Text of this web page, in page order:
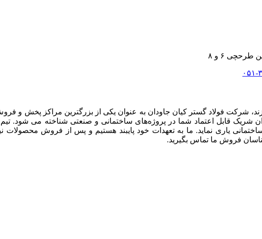
۶ و ۸
شرکت فولاد گستر کیان جاودان به عنوان یکی از بزرگترین مراکز پخش و
شریک قابل اعتماد شما در پروژه‌های ساختمانی و صنعتی شناخته می شود.
یاری نماید. ما به تعهدات خود پایبند هستیم و پس از فروش
فروش ما تماس بگیرید.